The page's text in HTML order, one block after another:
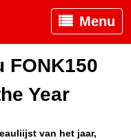
Menu
FONK150
Year
van het jaar,